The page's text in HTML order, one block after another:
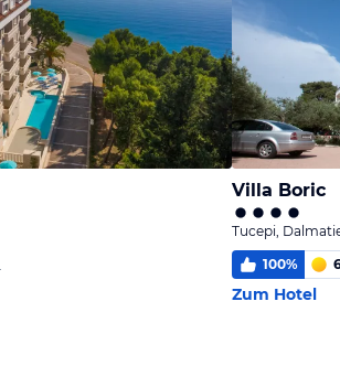
Villa Boric
Tucepi,
100%
Zum Hotel